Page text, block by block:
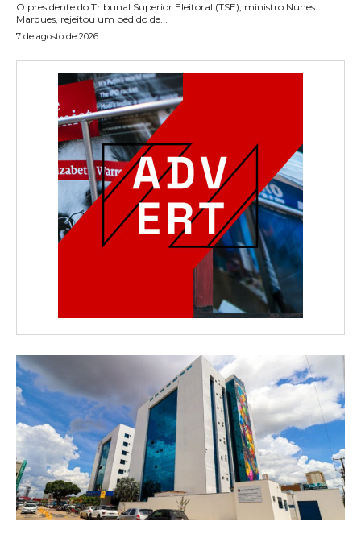
O presidente do Tribunal Superior Eleitoral (TSE), ministro Nunes
Marques, rejeitou um pedido de...
7 de agosto de 2026